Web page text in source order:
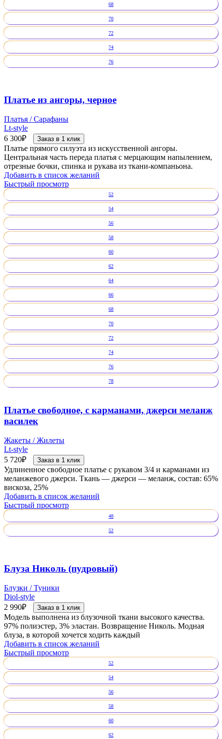
68
70
72
74
76
Платье из ангоры, черное
Платья / Сарафаны
Lt-style
6 300₽ Заказ в 1 клик
Платье прямого силуэта из искусственной ангоры.
Центральная часть переда платья с мерцающим напылением,
отрезные бочки, спинка и рукава из ткани-компаньона.
Добавить в список желаний
Быстрый просмотр
52
54
56
58
60
62
64
66
68
70
72
74
76
78
Платье свободное, с карманами, джерси меланж
василек
Жакеты / Жилеты
Lt-style
5 720₽ Заказ в 1 клик
Удлиненное свободное платье с рукавом 3/4 и карманами из
меланжевого джерси. Ткань — джерси — меланж, состав: 65%
вискоза, 25%
Добавить в список желаний
Быстрый просмотр
48
52
Блуза Николь (пудровый)
Блузки / Туники
Diol-style
2 990₽ Заказ в 1 клик
Модель выполнена из блузочной ткани высокого качества.
97% полиэстер, 3% эластан. Возвращение Николь. Модная
блуза, в которой хочется ходить каждый
Добавить в список желаний
Быстрый просмотр
52
54
56
58
60
62